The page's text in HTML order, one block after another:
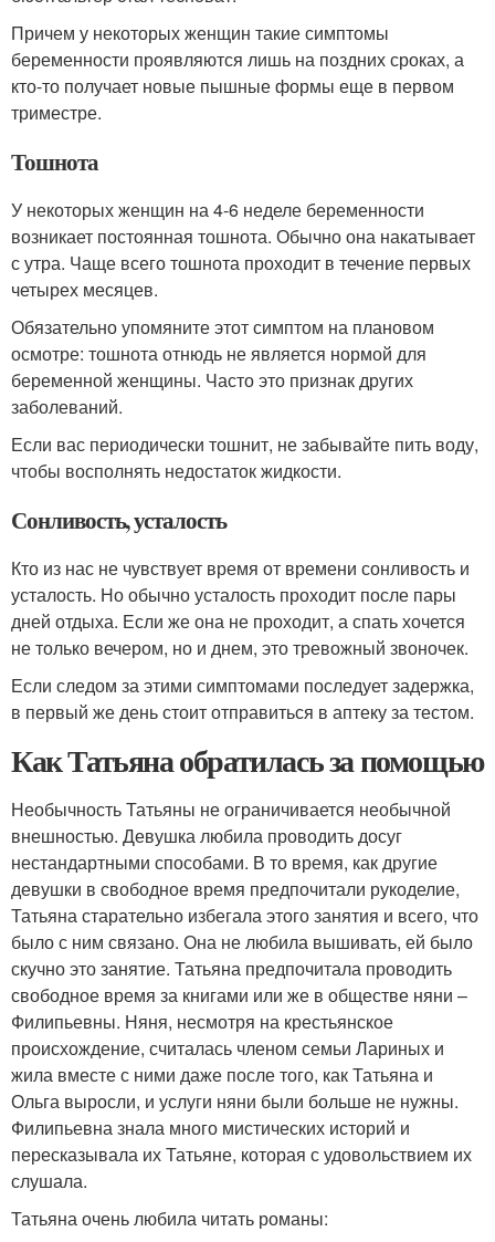
Причем у некоторых женщин такие симптомы
беременности проявляются лишь на поздних сроках, а
кто-то получает новые пышные формы еще в первом
триместре.
Тошнота
У некоторых женщин на 4-6 неделе беременности
возникает постоянная тошнота. Обычно она накатывает
с утра. Чаще всего тошнота проходит в течение первых
четырех месяцев.
Обязательно упомяните этот симптом на плановом
осмотре: тошнота отнюдь не является нормой для
беременной женщины. Часто это признак других
заболеваний.
Если вас периодически тошнит, не забывайте пить воду,
чтобы восполнять недостаток жидкости.
Сонливость, усталость
Кто из нас не чувствует время от времени сонливость и
усталость. Но обычно усталость проходит после пары
дней отдыха. Если же она не проходит, а спать хочется
не только вечером, но и днем, это тревожный звоночек.
Если следом за этими симптомами последует задержка,
в первый же день стоит отправиться в аптеку за тестом.
Как Татьяна обратилась за помощью
Необычность Татьяны не ограничивается необычной
внешностью. Девушка любила проводить досуг
нестандартными способами. В то время, как другие
девушки в свободное время предпочитали рукоделие,
Татьяна старательно избегала этого занятия и всего, что
было с ним связано. Она не любила вышивать, ей было
скучно это занятие. Татьяна предпочитала проводить
свободное время за книгами или же в обществе няни –
Филипьевны. Няня, несмотря на крестьянское
происхождение, считалась членом семьи Лариных и
жила вместе с ними даже после того, как Татьяна и
Ольга выросли, и услуги няни были больше не нужны.
Филипьевна знала много мистических историй и
пересказывала их Татьяне, которая с удовольствием их
слушала.
Татьяна очень любила читать романы: